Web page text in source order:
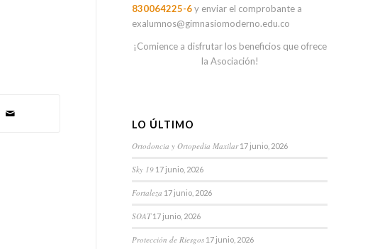
830064225-6y enviar el comprobante a
exalumnos@gimnasiomoderno.edu.co
¡Comience a disfrutar los beneficios que ofrece
la Asociación!
LO ÚLTIMO
Ortodoncia y Ortopedia Maxilar 17 junio, 2026
Sky 19 17 junio, 2026
Fortaleza 17 junio, 2026
SOAT 17 junio, 2026
Protección de Riesgos 17 junio, 2026